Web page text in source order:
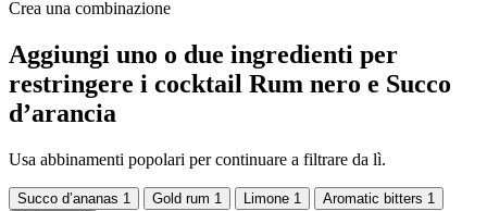
Crea una combinazione
Aggiungi uno o due ingredienti per
restringere i cocktail Rum nero e Succo
d’arancia
Usa abbinamenti popolari per continuare a filtrare da lì.
Succo d’ananas 1 Gold rum 1 Limone 1 Aromatic bitters 1